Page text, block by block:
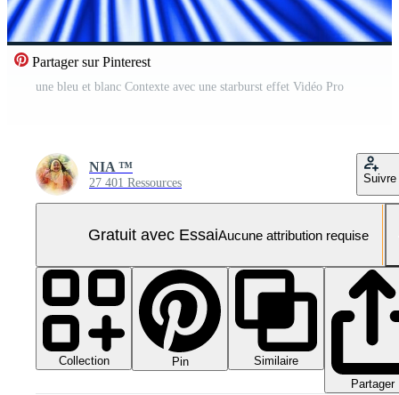
Partager sur Pinterest
une bleu et blanc Contexte avec une starburst effet Vidéo Pro
NIA ™
27 401 Ressources Suivre
Gratuit avec EssaiAucune attribution requise
Collection Pin
Similaire
Partager